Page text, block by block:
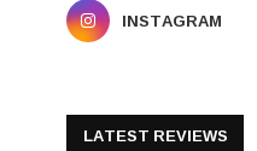
INSTAGRAM
LATEST REVIEWS